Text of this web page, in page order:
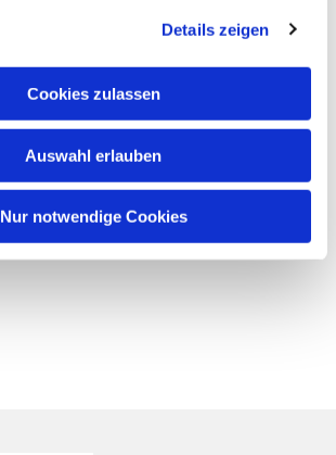
Details zeigen
Cookies zulassen
Auswahl erlauben
Nur notwendige Cookies